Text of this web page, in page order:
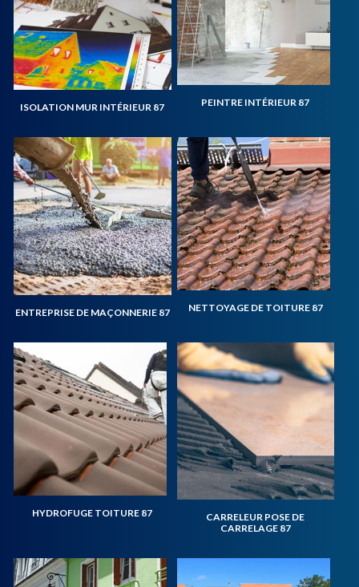
ISOLATION MUR INTÉRIEUR 87 PEINTRE INTÉRIEUR 87
ENTREPRISE DE MAÇONNERIE 87 NETTOYAGE DE TOITURE 87
HYDROFUGE TOITURE 87
CARRELEUR POSE DE
CARRELAGE 87